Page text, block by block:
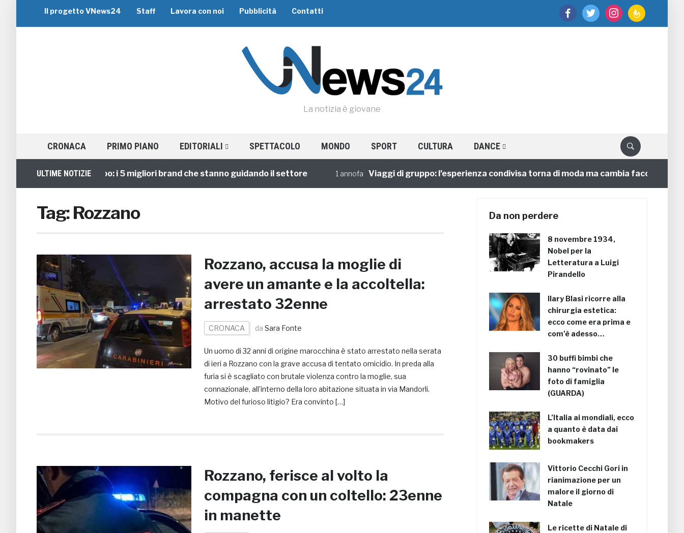
facebooktwitter instagramfeedburner
Il progetto VNews24 Staff Lavora con noi Pubblicità Contatti
La notizia è giovane
CRONACA PRIMO PIANO EDITORIALI SPETTACOLO MONDO SPORT CULTURA DANCE
ULTIME NOTIZIE
Viaggi di Gruppo: i 5 migliori brand che stanno guidando il settore 1 annofa Viaggi di gruppo: l’esperienza condivisa torna di moda ma cambia faccia
Tag:Rozzano
Rozzano, accusa la moglie di
avere un amante e la accoltella:
arrestato 32enne
CRONACA da Sara Fonte
Un uomo di 32 anni di origine marocchina è stato arrestato nella serata
di ieri a Rozzano con la grave accusa di tentato omicidio. In preda alla
furia si è scagliato con brutale violenza contro la moglie, sua
connazionale, all’interno della loro abitazione situata in via Mandorli.
Motivo del furioso litigio? Era convinto […]
Rozzano, ferisce al volto la
compagna con un coltello: 23enne
in manette
Da non perdere
8 novembre 1934,
Nobel per la
Letteratura a Luigi
Pirandello
Ilary Blasi ricorre alla
chirurgia estetica:
ecco come era prima e
com’è adesso…
30 buffi bimbi che
hanno “rovinato” le
foto di famiglia
(GUARDA)
L’Italia ai mondiali, ecco
a quanto è data dai
bookmakers
Vittorio Cecchi Gori in
rianimazione per un
malore il giorno di
Natale
Le ricette di Natale di